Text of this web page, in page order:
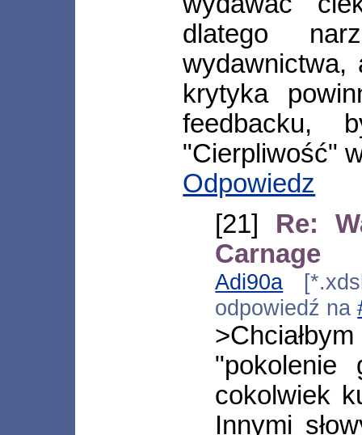
dlatego
krytyka
feedbacku,
"Cierpliwość"
Odpowiedz
[21] Re:
Carnage
Adi90a
odpowiedź na
"pokolenie
cokolwiek
Innymi